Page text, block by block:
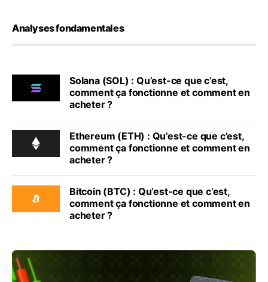
Analyses fondamentales
Solana (SOL) : Qu’est-ce que c’est,
comment ça fonctionne et comment en
acheter ?
Ethereum (ETH) : Qu’est-ce que c’est,
comment ça fonctionne et comment en
acheter ?
Bitcoin (BTC) : Qu’est-ce que c’est,
comment ça fonctionne et comment en
acheter ?